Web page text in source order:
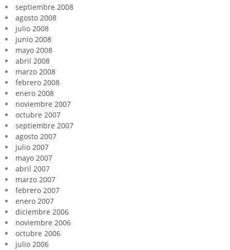
septiembre 2008
agosto 2008
julio 2008
junio 2008
mayo 2008
abril 2008
marzo 2008
febrero 2008
enero 2008
noviembre 2007
octubre 2007
septiembre 2007
agosto 2007
julio 2007
mayo 2007
abril 2007
marzo 2007
febrero 2007
enero 2007
diciembre 2006
noviembre 2006
octubre 2006
julio 2006